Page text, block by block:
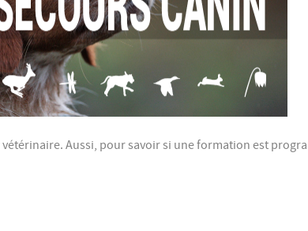
Aussi, pour savoir si une formation est